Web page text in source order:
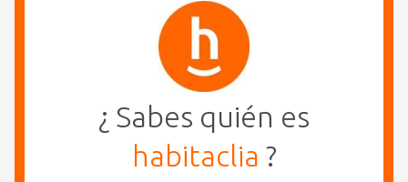
¿ Sabes quién es
habitaclia ?